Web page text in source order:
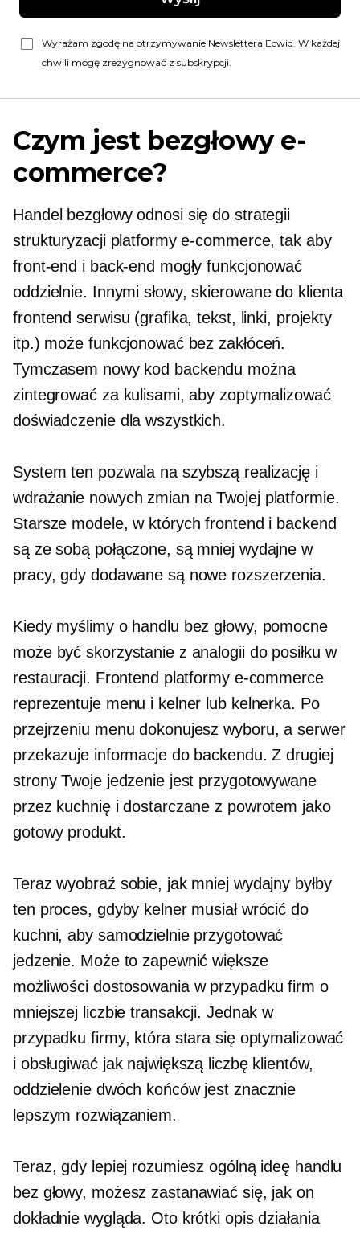
Wyrażam zgodę na otrzymywanie Newslettera Ecwid. W każdej
chwili mogę zrezygnować z subskrypcji.
Czym jest bezgłowy e-
commerce?
Handel bezgłowy odnosi się do strategii
strukturyzacji platformy e-commerce, tak aby
front-end i back-end mogły funkcjonować
oddzielnie. Innymi słowy,skierowane do klienta
frontend serwisu (grafika, tekst, linki, projekty
itp.) może funkcjonować bez zakłóceń.
Tymczasem nowy kod backendu można
zintegrować za kulisami, aby zoptymalizować
doświadczenie dla wszystkich.
System ten pozwala na szybszą realizację i
wdrażanie nowych zmian na Twojej platformie.
Starsze modele, w których frontend i backend
są ze sobą połączone, są mniej wydajne w
pracy, gdy dodawane są nowe rozszerzenia.
Kiedy myślimy o handlu bez głowy, pomocne
może być skorzystanie z analogii do posiłku w
restauracji. Frontend platformy e-commerce
reprezentuje menu i kelner lub kelnerka. Po
przejrzeniu menu dokonujesz wyboru, a serwer
przekazuje informacje do backendu. Z drugiej
strony Twoje jedzenie jest przygotowywane
przez kuchnię i dostarczane z powrotem jako
gotowy produkt.
Teraz wyobraź sobie, jak mniej wydajny byłby
ten proces, gdyby kelner musiał wrócić do
kuchni, aby samodzielnie przygotować
jedzenie. Może to zapewnić większe
możliwości dostosowania w przypadku firm o
mniejszej liczbie transakcji. Jednak w
przypadku firmy, która stara się optymalizować
i obsługiwać jak największą liczbę klientów,
oddzielenie dwóch końców jest znacznie
lepszym rozwiązaniem.
Teraz, gdy lepiej rozumiesz ogólną ideę handlu
bez głowy, możesz zastanawiać się, jak on
dokładnie wygląda. Oto krótki opis działania